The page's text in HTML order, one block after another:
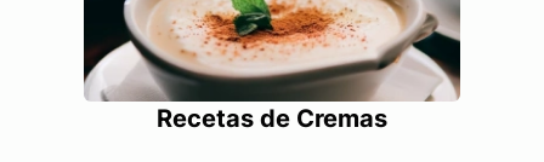
Recetas de Cremas